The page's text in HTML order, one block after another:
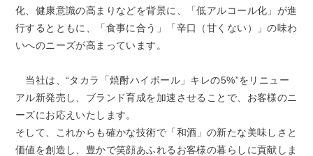
化、健康意識の高まりなどを背景に、「低アルコール化」が進
行するとともに、「食事に合う」「辛口（甘くない）」の味わ
いへのニーズが高まっています。
当社は、“タカラ「焼酎ハイボール」キレの5%”をリニュー
アル新発売し、ブランド育成を加速させることで、お客様のニ
ーズにお応えいたします。
そして、これからも確かな技術で「和酒」の新たな美味しさと
価値を創造し、豊かで笑顔あふれるお客様の暮らしに貢献しま